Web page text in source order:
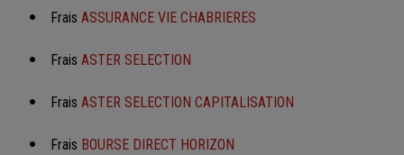
Frais ASSURANCE VIE CHABRIERES
Frais ASTER SELECTION
Frais ASTER SELECTION CAPITALISATION
Frais BOURSE DIRECT HORIZON